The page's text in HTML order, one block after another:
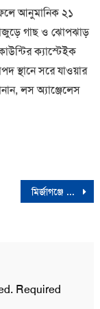
আনুমানিক ২১
গাছ ও ঝোপঝাড়
ক্যাস্টেইক
স্থানে সরে যাওয়ার
লস অ্যাঞ্জেলেস
মির্জাগঞ্জে জলাশয়ে পোনা মাছ অবমুক্ত
Required